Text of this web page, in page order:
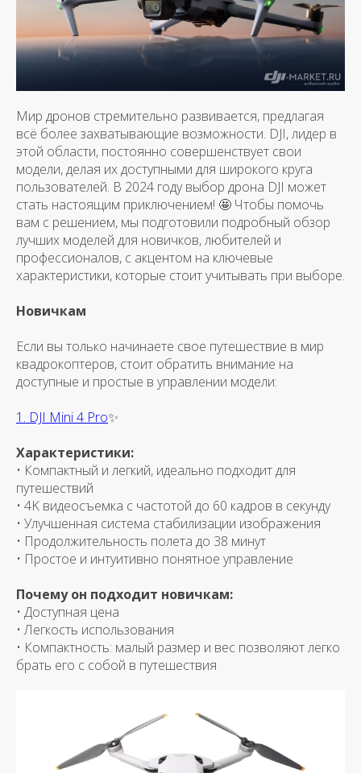
Мир дронов стремительно развивается, предлагая
всё более захватывающие возможности. DJI, лидер в
этой области, постоянно совершенствует свои
модели, делая их доступными для широкого круга
пользователей. В 2024 году выбор дрона DJI может
стать настоящим приключением! 🤩 Чтобы помочь
вам с решением, мы подготовили подробный обзор
лучших моделей для новичков, любителей и
профессионалов, с акцентом на ключевые
характеристики, которые стоит учитывать при выборе.
Новичкам
Если вы только начинаете свое путешествие в мир
квадрокоптеров, стоит обратить внимание на
доступные и простые в управлении модели:
1. DJI Mini 4 Pro✨
Характеристики:
• Компактный и легкий, идеально подходит для
путешествий
• 4K видеосъемка с частотой до 60 кадров в секунду
• Улучшенная система стабилизации изображения
• Продолжительность полета до 38 минут
• Простое и интуитивно понятное управление
Почему он подходит новичкам:
• Доступная цена
• Легкость использования
• Компактность: малый размер и вес позволяют легко
брать его с собой в путешествия